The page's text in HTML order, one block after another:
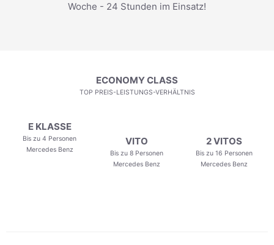
Woche - 24 Stunden im Einsatz!
ECONOMY CLASS
TOP PREIS-LEISTUNGS-VERHÄLTNIS
E KLASSE
Bis zu 4 Personen
Mercedes Benz
VITO
Bis zu 8 Personen
Mercedes Benz
2 VITOS
Bis zu 16 Personen
Mercedes Benz